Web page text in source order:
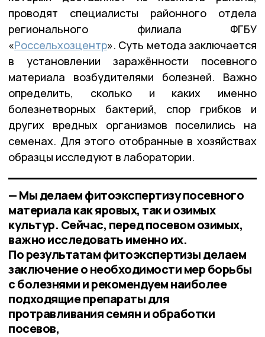
проводят специалисты районного отдела
регионального филиала ФГБУ
«Россельхозцентр». Суть метода заключается
в установлении заражённости посевного
материала возбудителями болезней. Важно
определить, сколько и каких именно
болезнетворных бактерий, спор грибков и
других вредных организмов поселились на
семенах. Для этого отобранные в хозяйствах
образцы исследуют в лаборатории.
— Мы делаем фитоэкспертизу посевного
материала как яровых, так и озимых
культур. Сейчас, перед посевом озимых,
важно исследовать именно их.
По результатам фитоэкспертизы делаем
заключение о необходимости мер борьбы
с болезнями и рекомендуем наиболее
подходящие препараты для
протравливания семян и обработки
посевов,